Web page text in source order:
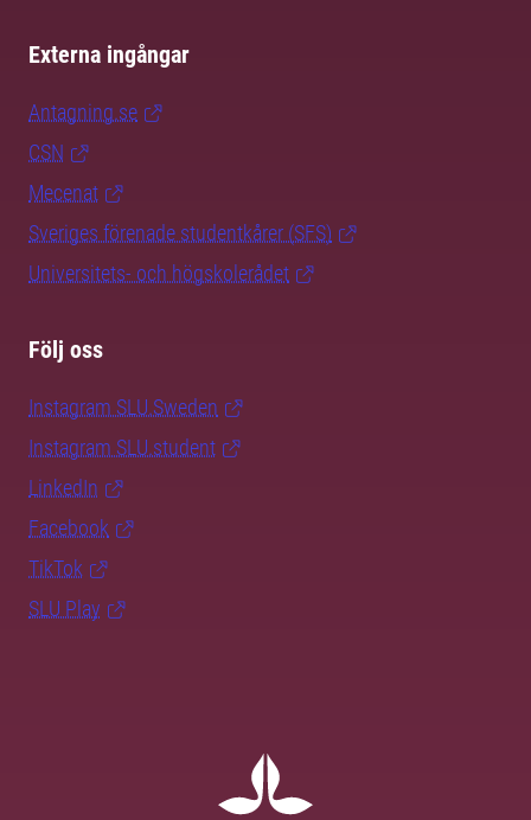
Externa ingångar
Antagning.se
CSN
Mecenat
Sveriges förenade studentkårer (SFS)
Universitets- och högskolerådet
Följ oss
Instagram SLU.Sweden
Instagram SLU.student
LinkedIn
Facebook
TikTok
SLU Play